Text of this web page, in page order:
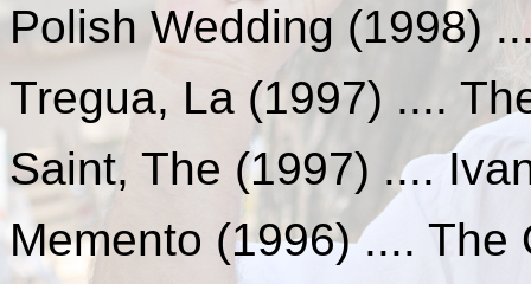
Polish Wedding (1998)
Tregua, La (1997) ....
Saint, The (1997) ....
Memento (1996) .... The